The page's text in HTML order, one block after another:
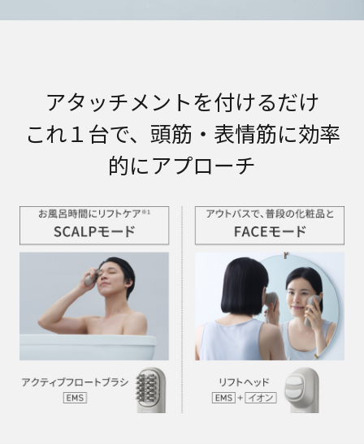
アタッチメントを付けるだけ
これ１台で、頭筋・表情筋に効率
的にアプローチ